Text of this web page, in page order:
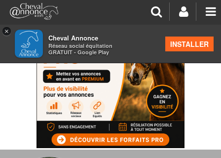
×
Cheval Annonce
Réseau social équitation
GRATUIT - Google Play
INSTALLER